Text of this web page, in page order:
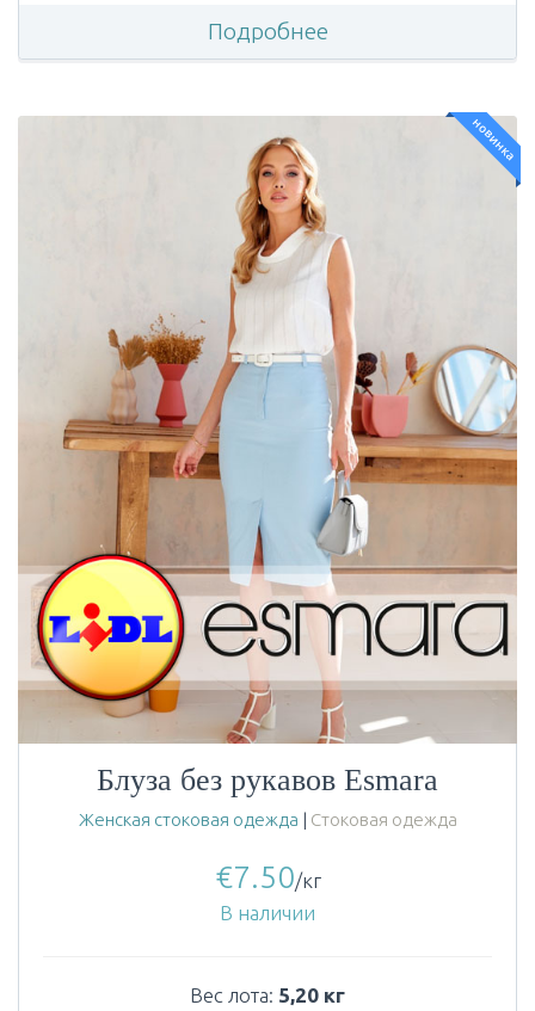
Подробнее
новинка
Блуза без рукавов Esmara
Женская стоковая одежда | Стоковая одежда
€7.50/кг
В наличии
Вес лота: 5,20 кг